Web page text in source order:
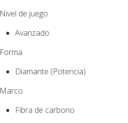
Nivel de juego
Avanzado
Forma
Diamante (Potencia)
Marco
Fibra de carbono